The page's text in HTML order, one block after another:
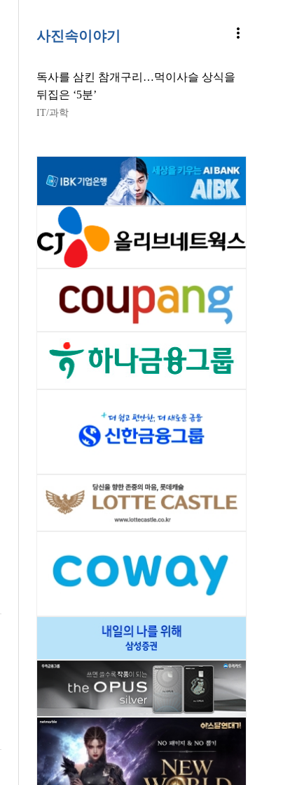
사진속이야기 more_vert
독사를 삼킨 참개구리…먹이사슬 상식을
뒤집은 ‘5분’
IT/과학